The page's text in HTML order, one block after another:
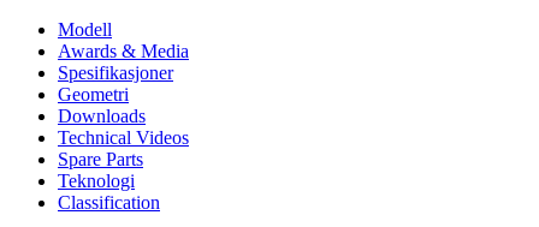
Modell
Awards & Media
Spesifikasjoner
Geometri
Downloads
Technical Videos
Spare Parts
Teknologi
Classification